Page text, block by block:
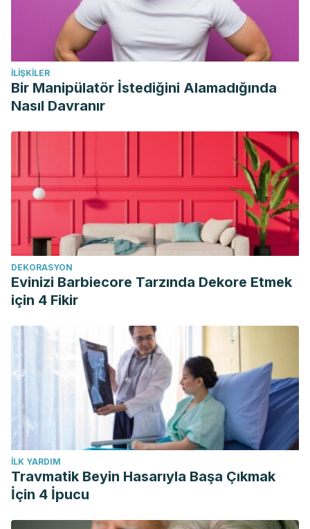
İLIŞKILER
Bir Manipülatör İstediğini Alamadığında
Nasıl Davranır
DEKORASYON
Evinizi Barbiecore Tarzında Dekore Etmek
için 4 Fikir
İLK YARDIM
Travmatik Beyin Hasarıyla Başa Çıkmak
İçin 4 İpucu